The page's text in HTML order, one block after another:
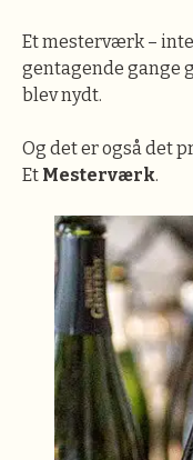
Et mesterværk –
gentagende gange
blev nydt.
Og det er også det
Et Mesterværk.